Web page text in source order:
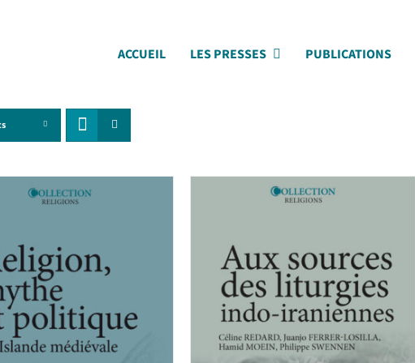
ACCUEIL LES PRESSES PUBLICATIONS